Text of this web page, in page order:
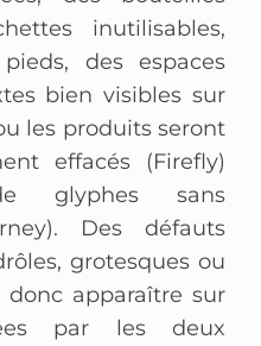
inutilisables,
des espaces
bien visibles sur
les produits seront
effacés (Firefly)
glyphes sans
Des défauts
grotesques ou
apparaître sur
par les deux